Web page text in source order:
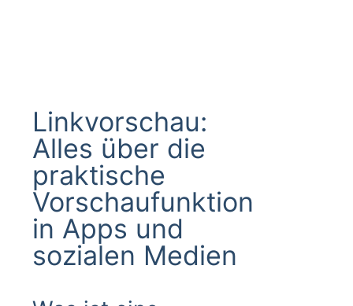
Linkvorschau:
Alles über die
praktische
Vorschaufunktion
in Apps und
sozialen Medien